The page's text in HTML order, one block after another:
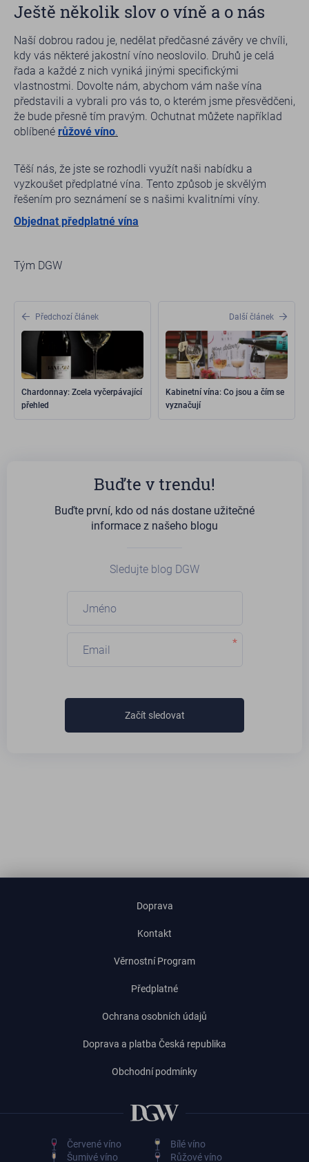
Ještě několik slov o víně a o nás
Naší dobrou radou je, nedělat předčasné závěry ve chvíli,
kdy vás některé jakostní víno neoslovilo. Druhů je celá
řada a každé z nich vyniká jinými specifickými
vlastnostmi. Dovolte nám, abychom vám naše vína
představili a vybrali pro vás to, o kterém jsme přesvědčeni,
že bude přesně tím pravým. Ochutnat můžete například
oblíbené růžové víno.
Těší nás, že jste se rozhodli využít naši nabídku a
vyzkoušet předplatné vína. Tento způsob je skvělým
řešením pro seznámení se s našimi kvalitními víny.
Objednat předplatné vína
Tým DGW
Předchozí článek
Chardonnay: Zcela vyčerpávající
přehled
Další článek
Kabinetní vína: Co jsou a čím se
vyznačují
Buďte v trendu!
Buďte první, kdo od nás dostane užitečné
informace z našeho blogu
Sledujte blog DGW
*
Začít sledovat
Doprava
Kontakt
Věrnostní Program
Předplatné
Ochrana osobních údajů
Doprava a platba Česká republika
Obchodní podmínky
Červené víno
Bílé víno
Šumivé víno
Růžové víno